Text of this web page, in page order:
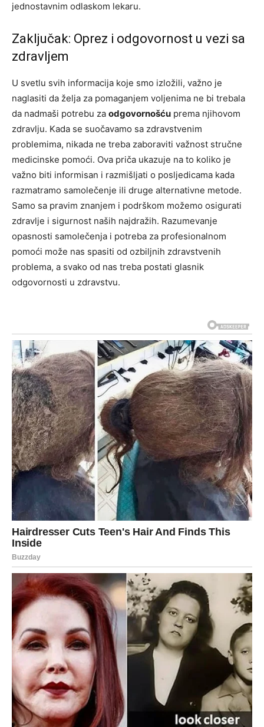
jednostavnim odlaskom lekaru.
Zaključak: Oprez i odgovornost u vezi sa
zdravljem
U svetlu svih informacija koje smo izložili, važno je
naglasiti da želja za pomaganjem voljenima ne bi trebala
da nadmaši potrebu za odgovornošću prema njihovom
zdravlju. Kada se suočavamo sa zdravstvenim
problemima, nikada ne treba zaboraviti važnost stručne
medicinske pomoći. Ova priča ukazuje na to koliko je
važno biti informisan i razmišljati o posljedicama kada
razmatramo samolečenje ili druge alternativne metode.
Samo sa pravim znanjem i podrškom možemo osigurati
zdravlje i sigurnost naših najdražih. Razumevanje
opasnosti samolečenja i potreba za profesionalnom
pomoći može nas spasiti od ozbiljnih zdravstvenih
problema, a svako od nas treba postati glasnik
odgovornosti u zdravstvu.